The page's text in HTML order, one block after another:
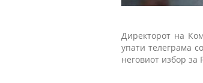
Директорот на
упати телеграма
неговиот избор за